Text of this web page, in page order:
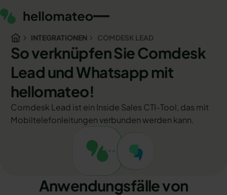
INTEGRATIONEN COMDESK LEAD
So verknüpfen Sie Comdesk
Lead und Whatsapp mit
hellomateo!
Comdesk Lead ist ein Inside Sales CTI-Tool, das mit
Mobiltelefonleitungen verbunden werden kann.
Anwendungsfälle von